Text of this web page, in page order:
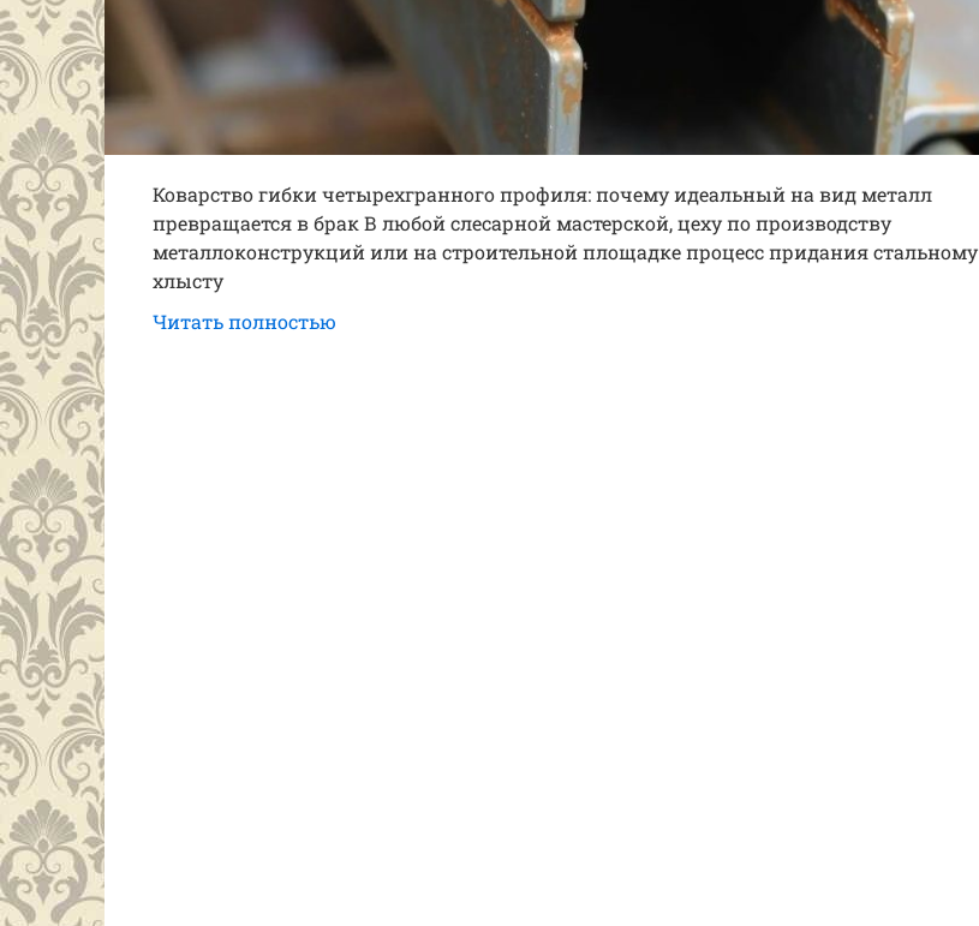
Коварство гибки четырехгранного профиля: почему идеальный на вид металл
превращается в брак В любой слесарной мастерской, цеху по производству
металлоконструкций или на строительной площадке процесс придания стальному
хлысту
Читать полностью